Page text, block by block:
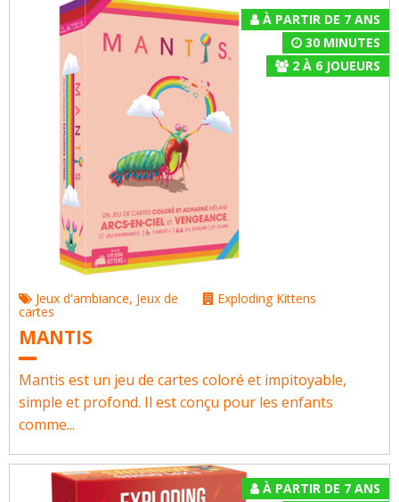
À PARTIR DE 7 ANS
30 MINUTES
2À 6JOUEURS
Jeux d'ambiance, Jeux de
cartes
Exploding Kittens
MANTIS
Mantis est un jeu de cartes coloré et impitoyable,
simple et profond. Il est conçu pour les enfants
comme...
À PARTIR DE 7 ANS